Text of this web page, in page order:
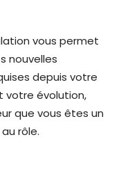
vous permet
nouvelles
depuis votre
votre évolution,
que vous êtes un
rôle.